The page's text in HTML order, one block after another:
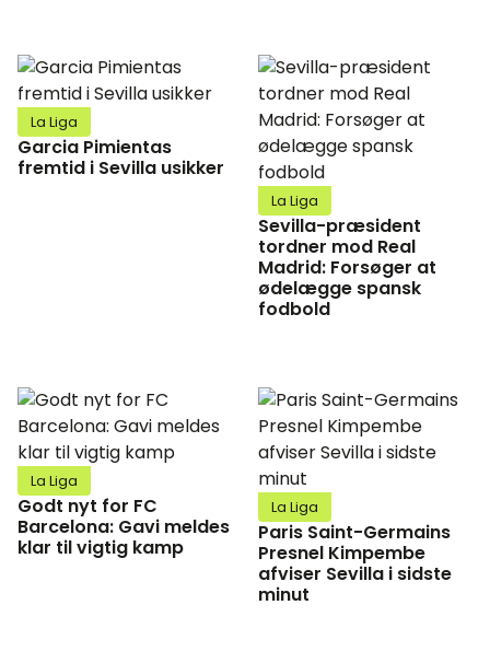
La Liga
Garcia Pimientas
fremtid i Sevilla usikker
La Liga
Sevilla-præsident
tordner mod Real
Madrid: Forsøger at
ødelægge spansk
fodbold
La Liga
Godt nyt for FC
Barcelona: Gavi meldes
klar til vigtig kamp
La Liga
Paris Saint-Germains
Presnel Kimpembe
afviser Sevilla i sidste
minut